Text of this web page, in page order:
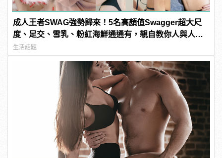
成人王者SWAG強勢歸來！5名高顏值Swagger超大尺
度、足交、雪乳、粉紅海鮮通通有，親自教你人與人的
連結！ | manfashion這樣變型男
生活話題